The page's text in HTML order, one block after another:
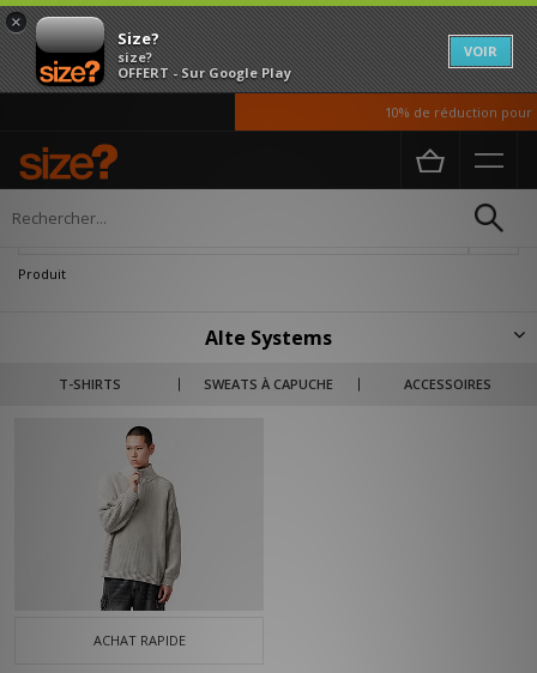
×
Size?
size?
OFFERT - Sur Google Play
VOIR
10% de réduction pour
Accueil Homme
Produit
Alte Systems
T-SHIRTS SWEATS À CAPUCHE ACCESSOIRES
Alte Systems – en exclusivité chez size? – adopte une approche réfléchie
du vestiaire du quotidien, où fonctionnalité et design contemporain
couleurs sobres, des coupes décontractées et des détails techniques
soigneusement intégrés, la collection est conçue pour être facilement
associée, combinée et superposée.
ACHAT RAPIDE